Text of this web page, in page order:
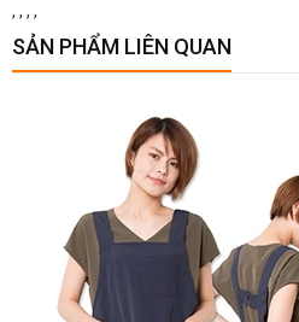
, , , ,
SẢN PHẨM LIÊN QUAN